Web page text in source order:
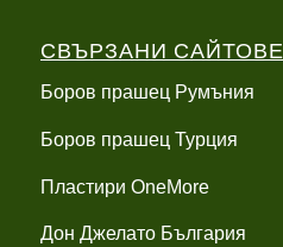
СВЪРЗАНИ САЙТОВЕ
Боров прашец Румъния
Боров прашец Турция
Пластири OneMore
Дон Джелато България